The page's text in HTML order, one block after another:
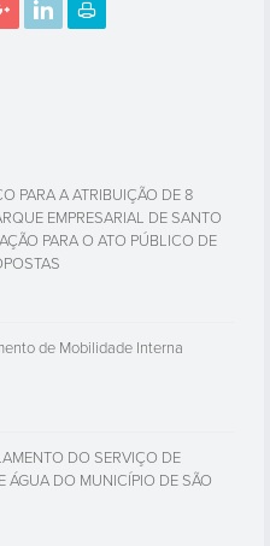
PARA A ATRIBUIÇÃO DE 8
EMPRESARIAL DE SANTO
PARA O ATO PÚBLICO DE
de Mobilidade Interna
DO SERVIÇO DE
ÁGUA DO MUNICÍPIO DE SÃO